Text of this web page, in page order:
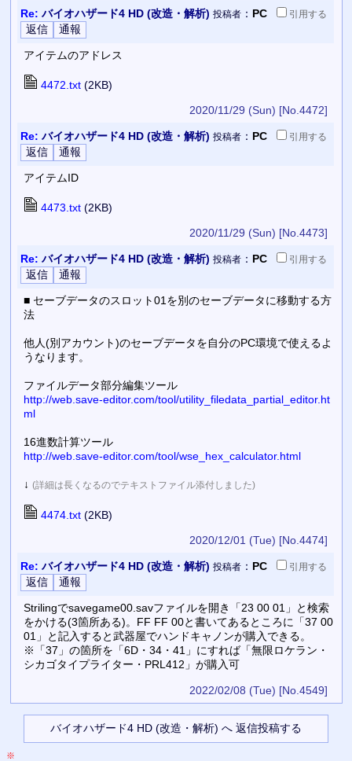
Re: バイオハザード4 HD (改造・解析) 投稿者： PC 引用する
アイテムのアドレス
4472.txt(2KB)
2020/11/29 (Sun) [No.4472]
Re: バイオハザード4 HD (改造・解析) 投稿者： PC 引用する
アイテムID
4473.txt(2KB)
2020/11/29 (Sun) [No.4473]
Re: バイオハザード4 HD (改造・解析) 投稿者： PC 引用する
■ セーブデータのスロット01を別のセーブデータに移動する方
法
他人(別アカウント)のセーブデータを自分のPC環境で使えるよ
うなります。
ファイルデータ部分編集ツール
http://web.save-editor.com/tool/utility_filedata_partial_editor.ht
ml
16進数計算ツール
http://web.save-editor.com/tool/wse_hex_calculator.html
↓ (詳細は長くなるのでテキストファイル添付しました)
4474.txt(2KB)
2020/12/01 (Tue) [No.4474]
Re: バイオハザード4 HD (改造・解析) 投稿者： PC 引用する
Strilingでsavegame00.savファイルを開き「23 00 01」と検索
をかける(3箇所ある)。FF FF 00と書いてあるところに「37 00
01」と記入すると武器屋でハンドキャノンが購入できる。
※「37」の箇所を「6D・34・41」にすれば「無限ロケラン・
シカゴタイプライター・PRL412」が購入可
2022/02/08 (Tue) [No.4549]
※